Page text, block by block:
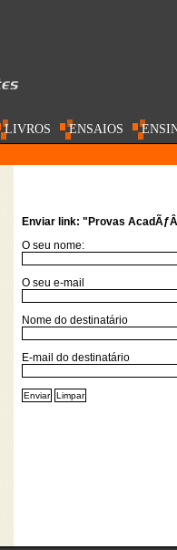
LIVROS ENSAIOS
Enviar link: "Provas
O seu nome:
O seu e-mail
Nome do destinatário
E-mail do destinatário